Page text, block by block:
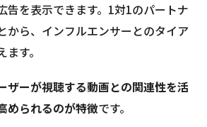
告を表示できます。1対1のパートナ
から、インフルエンサーとのタイア
す。
ザーが視聴する動画との関連性を活
められるのが特徴です。